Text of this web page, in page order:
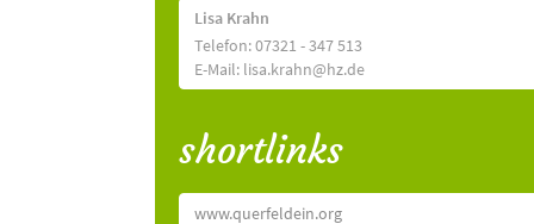
Lisa Krahn
Telefon: 07321 - 347 513
E-Mail: lisa.krahn@hz.de
shortlinks
www.querfeldein.org